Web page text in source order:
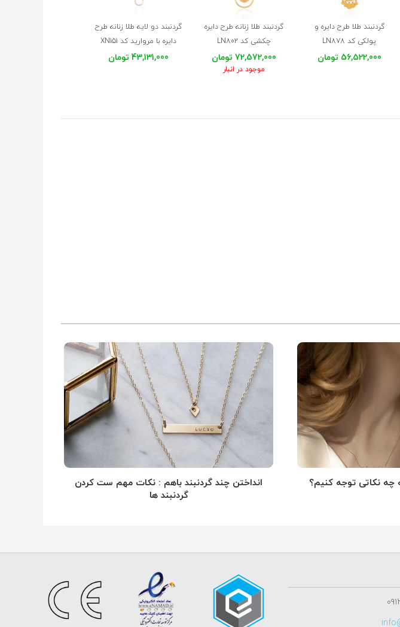
گردنبند طلا طرح دایره و
پولکی کد LN878
56,522,000 تومان
گردنبند طلا زنانه طرح دایره
چکشی کد LN802
72,572,000 تومان
موجود در انبار
گردنبند دو لایه طلا زنانه طرح
دایره با مروارید کد XN151
43,131,000 تومان
چه نکاتی توجه کنیم؟
انداختن چند گردنبند باهم : نکات مهم ست کردن
گردنبند ها